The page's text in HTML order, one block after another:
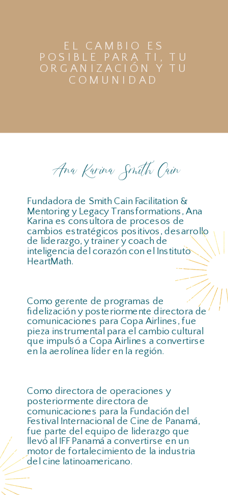
EL CAMBIO ES
POSIBLE PARA TI, TU
ORGANIZACIÓN Y TU
COMUNIDAD
Fundadora de Smith Cain Facilitation &
Mentoring y Legacy Transformations, Ana
Karina es consultora de procesos de
cambios estratégicos positivos, desarrollo
de liderazgo, y trainer y coach de
inteligencia del corazón con el Instituto
HeartMath.
Como gerente de programas de
fidelización y posteriormente directora de
comunicaciones para Copa Airlines, fue
pieza instrumental para el cambio cultural
que impulsó a Copa Airlines a convertirse
en la aerolínea líder en la región.
Como directora de operaciones y
posteriormente directora de
comunicaciones para la Fundación del
Festival Internacional de Cine de Panamá,
fue parte del equipo de liderazgo que
llevó al IFF Panamá a convertirse en un
motor de fortalecimiento de la industria
del cine latinoamericano.
Ana Karina Smith Cain